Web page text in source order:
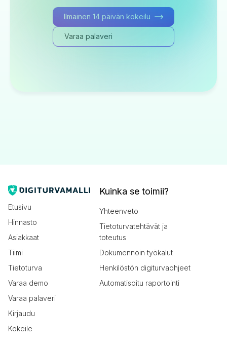
Ilmainen 14 päivän kokeilu
Varaa palaveri
Etusivu
Hinnasto
Asiakkaat
Tiimi
Tietoturva
Varaa demo
Varaa palaveri
Kirjaudu
Kokeile
Kuinka se toimii?
Yhteenveto
Tietoturvatehtävät ja
toteutus
Dokumennoin työkalut
Henkilöstön digiturvaohjeet
Automatisoitu raportointi